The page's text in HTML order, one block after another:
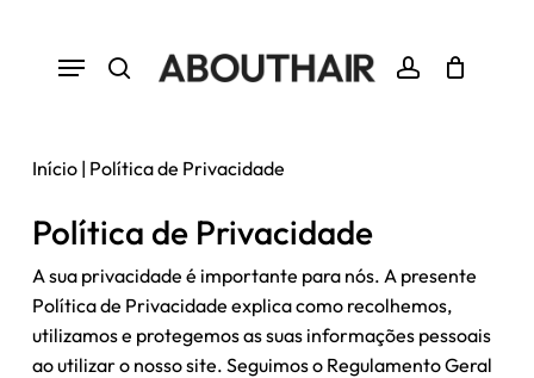
search account
Menu Cart Close
Cart
Início| Política de Privacidade
Política de Privacidade
A sua privacidade é importante para nós. A presente
Política de Privacidade explica como recolhemos,
utilizamos e protegemos as suas informações pessoais
ao utilizar o nosso site. Seguimos o Regulamento Geral